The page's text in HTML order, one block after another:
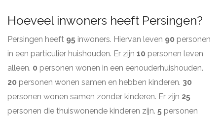
Hoeveel inwoners heeft Persingen?
Persingen heeft 95 inwoners. Hiervan leven 90 personen
in een particulier huishouden. Er zijn 10 personen leven
alleen. 0 personen wonen in een eenouderhuishouden.
20 personen wonen samen en hebben kinderen. 30
personen wonen samen zonder kinderen. Er zijn 25
personen die thuiswonende kinderen zijn. 5 personen